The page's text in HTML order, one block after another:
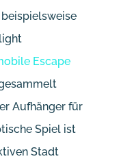
Escape
Aufhänger für
Spiel ist
Stadt